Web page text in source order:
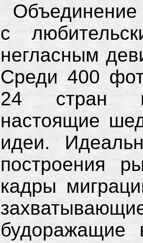
Объединение
с
негласным
Среди 400
24 стран
настоящие
идеи.
построения
кадры
будоражащие